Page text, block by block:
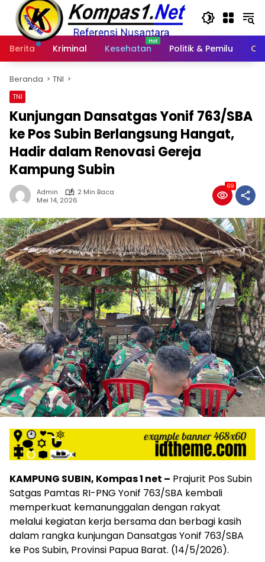
Langsung
konten
Berita
Kriminal Kesehatan Politik & Pemilu
Beranda TNI
TNI
Kunjungan Dansatgas Yonif 763/SBA
ke Pos Subin Berlangsung Hangat,
Hadir dalam Renovasi Gereja
Kampung Subin
Admin
2 Min Baca
Mei 14, 2026
69
KAMPUNG SUBIN, Kompas 1 net – Prajurit Pos Subin
Satgas Pamtas RI-PNG Yonif 763/SBA kembali
memperkuat kemanunggalan dengan rakyat
melalui kegiatan kerja bersama dan berbagi kasih
dalam rangka kunjungan Dansatgas Yonif 763/SBA
ke Pos Subin, Provinsi Papua Barat. (14/5/2026).